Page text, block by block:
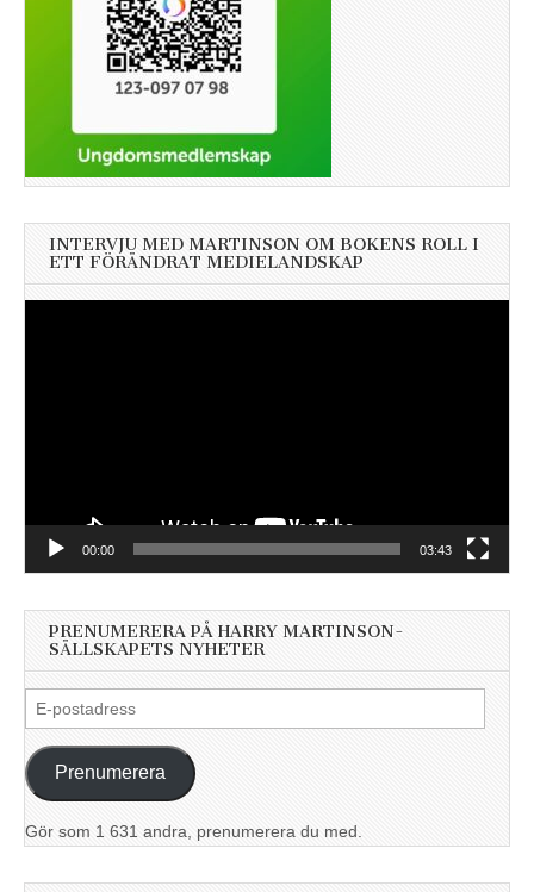
INTERVJU MED MARTINSON OM BOKENS ROLL I
ETT FÖRÄNDRAT MEDIELANDSKAP
00:00 03:43
PRENUMERERA PÅ HARRY MARTINSON-
SÄLLSKAPETS NYHETER
E-
postadress
Prenumerera
Gör som 1 631 andra, prenumerera du med.